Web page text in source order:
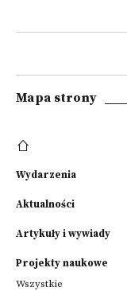
Mapa strony
Wydarzenia
Aktualności
Artykuły i wywiady
Projekty naukowe
Wszystkie